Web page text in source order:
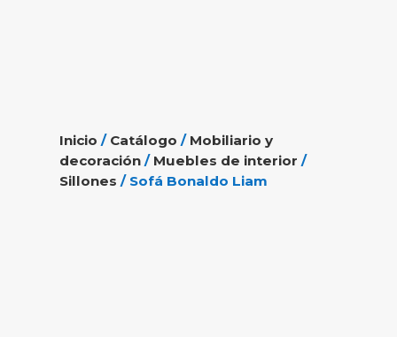
Inicio / Catálogo / Mobiliario y
decoración / Muebles de interior /
Sillones / Sofá Bonaldo Liam